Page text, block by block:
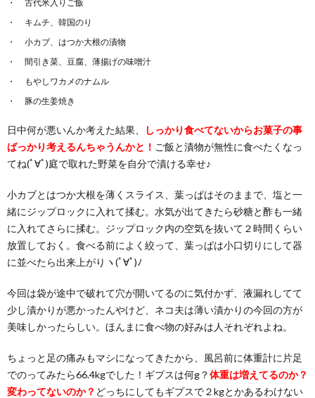
古代米入りご飯
キムチ、韓国のり
小カブ、はつか大根の漬物
間引き菜、豆腐、薄揚げの味噌汁
もやしワカメのナムル
豚の生姜焼き
日中何が悪いんか考えた結果、
しっかり食べてないからお菓子の事
ばっかり考えるんちゃうんかと！ ご飯と漬物が無性に食べたくなっ
てね(ﾟ∀ﾟ)庭で取れた野菜を自分で漬ける幸せ♪
小カブとはつか大根を薄くスライス、葉っぱはそのままで、塩と一
緒にジップロックに入れて揉む。水気が出てきたら砂糖と酢も一緒
に入れてさらに揉む。ジップロック内の空気を抜いて２時間くらい
放置しておく。食べる前によく絞って、葉っぱは小口切りにして器
に並べたら出来上がりヽ(ﾟ∀ﾟ)ﾉ
今回は袋が途中で破れて穴が開いてるのに気付かず、液漏れしてて
少し漬かりが悪かったんやけど、ネコ夫は薄い漬かりの今回の方が
美味しかったらしい。ほんまに食べ物の好みは人それぞれよね。
ちょっと足の痛みもマシになってきたから、風呂前に体重計に片足
でのってみたら66.4kgでした！ギプスは何g？体重は増えてるのか？
変わってないのか？ どっちにしてもギプスで２kgとかあるわけない